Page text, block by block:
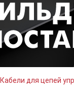
Кабели для цепей